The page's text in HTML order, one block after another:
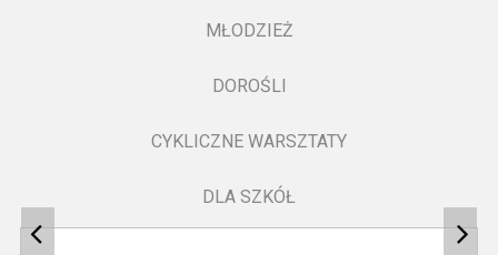
MŁODZIEŻ
DOROŚLI
CYKLICZNE WARSZTATY
DLA SZKÓŁ